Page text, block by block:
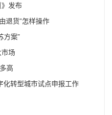
》发布
退货”怎样操作
方案”
场
高
转型城市试点申报工作